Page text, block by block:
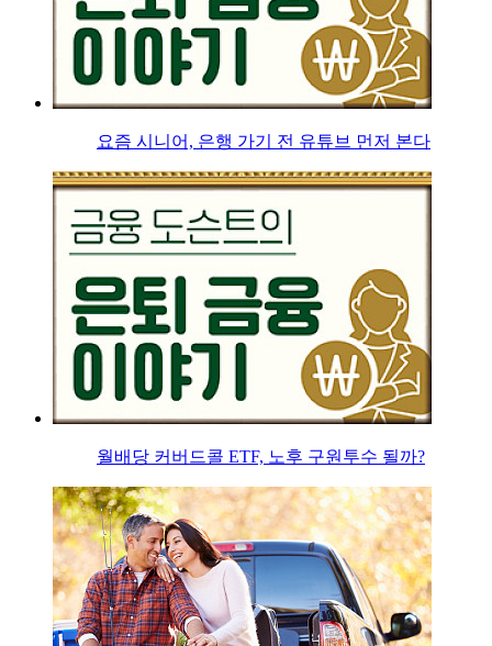
요즘 시니어, 은행 가기 전 유튜브 먼저 본다
월배당 커버드콜 ETF, 노후 구원투수 될까?